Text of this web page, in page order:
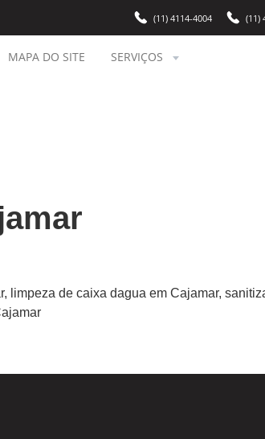
(11) 4114-4004 (11)
MAPA DO SITE SERVIÇOS
limpeza de caixa dagua em Cajamar,